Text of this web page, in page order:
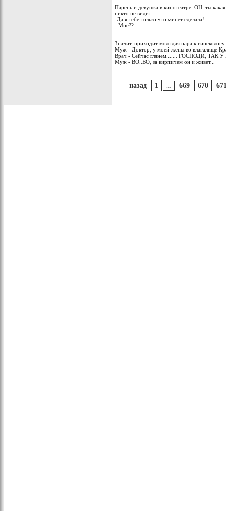
Парень и девушка в кинотеатре. ОН: ты
никто не видит..
-Да я тебе только что минет сделала!
- Мне??
Значит, приходит молодая пара к гинекологу:
Муж - Доктор, у моей жены во влагалище
Врач - Сейчас глянем....... ГОСПОДИ, ТАК
Муж - ВО..ВО, за кирпичем он и живет...
назад 1 ... 669 670